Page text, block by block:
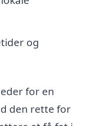
og
for en
den rette for